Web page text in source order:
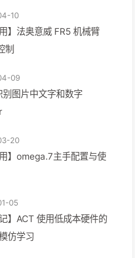
10
用】法奥意威 FR5 机械臂
制
09
图片中文字和数字
20
用】omega.7主手配置与使
05
记】ACT 使用低成本硬件的
仿学习